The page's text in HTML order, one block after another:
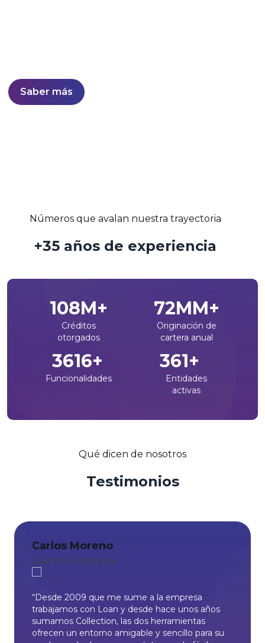
Saber más
Números que avalan nuestra trayectoria
+35 años de experiencia
133M+
Créditos
otorgados
89MM+
Originación de
cartera anual
4450+
Funcionalidades
445+
Entidades
activas
Qué dicen de nosotros
Testimonios
Carlos Moreno
Gerente Regional
“Desde 2009 que me sume a la empresa
trabajamos con Loan y desde hace unos años
sumamos Collection, las dos herramientas
ofrecen un entorno amigable y sencillo para su